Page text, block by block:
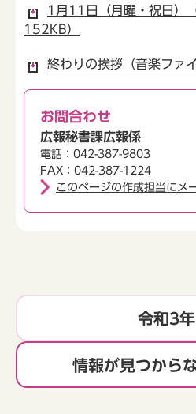
1月11日（月曜・祝日）
152KB）
終わりの挨拶（音楽ファ
お問合わせ
広報秘書課広報係
電話：042-387-9803
FAX：042-387-1224
このページの作成担当にメ
令和3年
情報が見つから